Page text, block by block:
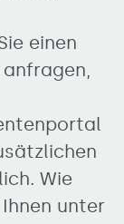
einen
Wie
unter